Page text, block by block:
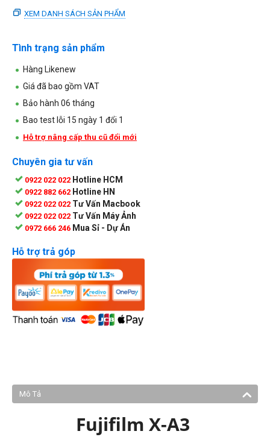
XEM DANH SÁCH SẢN PHẨM
Tình trạng sản phẩm
Hàng Likenew
Giá đã bao gồm VAT
Bảo hành 06 tháng
Bao test lỗi 15 ngày 1 đổi 1
Hỗ trợ nâng cấp thu cũ đổi mới
Chuyên gia tư vấn
0922 022 022 Hotline HCM
0922 882 662 Hotline HN
0922 022 022 Tư Vấn Macbook
0922 022 022 Tư Vấn Máy Ảnh
0972 666 246 Mua Sỉ - Dự Án
Hỗ trợ trả góp
Mô Tả
Fujifilm X-A3